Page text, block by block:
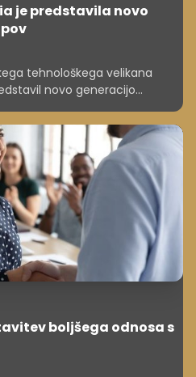
je predstavila novo
tehnološkega velikana
novo generacijo
boljšega odnosa s